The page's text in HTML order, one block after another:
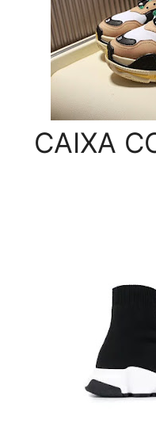
CAIXA